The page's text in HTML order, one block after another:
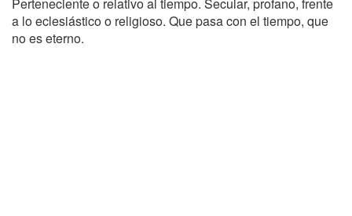
a lo eclesiástico o religioso. Que pasa con el tiempo, que
no es eterno.